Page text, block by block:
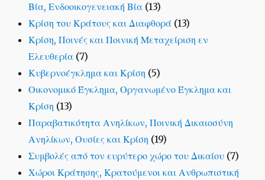
Βία, Ενδοοικογενειακή Βία(13)
Κρίση του Κράτους και Διαφθορά(13)
Κρίση, Ποινές και Ποινική Μεταχείριση εν
Ελευθερία(7)
Κυβερνοέγκλημα και Κρίση (5)
Οικονομικό Έγκλημα, Οργανωμένο Έγκλημα και
Κρίση (13)
Παραβατικότητα Ανηλίκων, Ποινική Δικαιοσύνη
Ανηλίκων, Ουσίες και Κρίση (19)
Συμβολές από τον ευρύτερο χώρο του Δικαίου(7)
Χώροι Κράτησης, Κρατούμενοι και Ανθρωπιστική